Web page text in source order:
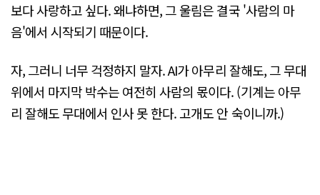
보다 사랑하고 싶다. 왜냐하면, 그 울림은 결국 '사람의 마
음'에서 시작되기 때문이다.
자, 그러니 너무 걱정하지 말자. AI가 아무리 잘해도, 그 무대
위에서 마지막 박수는 여전히 사람의 몫이다. (기계는 아무
리 잘해도 무대에서 인사 못 한다. 고개도 안 숙이니까.)